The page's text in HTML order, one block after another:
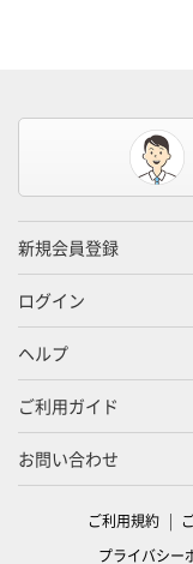
新規会員登録
ログイン
ヘルプ
ご利用ガイド
お問い合わせ
ご利用規約
プライバシー